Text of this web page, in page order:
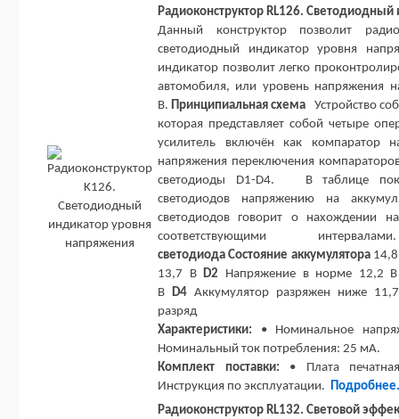
Радиоконструктор RL126.
Данный конструктор позволит
светодиодный индикатор уровня
индикатор позволит легко
автомобиля, или уровень напряжения
В.Принципиальная схема Устройство
которая представляет собой четыре
усилитель включён как компаратор
напряжения переключения
светодиоды D1-D4. В таблице
светодиодов напряжению на
светодиодов говорит о нахождении
соответствующими
светодиода Состояние аккумулятора
13,7 ВD2 Напряжение в норме 12,2
В D4 Аккумулятор разряжен ниже
разряд
Характеристики: • Номинальное
Номинальный ток потребления: 25 мА.
Комплект поставки: • Плата
Инструкция по эксплуатации.
Радиоконструктор RL132. Световой